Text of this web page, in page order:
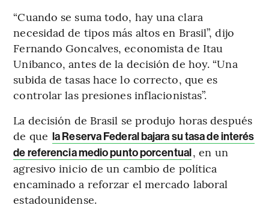
“Cuando se suma todo, hay una clara
necesidad de tipos más altos en Brasil”, dijo
Fernando Goncalves, economista de Itau
Unibanco, antes de la decisión de hoy. “Una
subida de tasas hace lo correcto, que es
controlar las presiones inflacionistas”.
La decisión de Brasil se produjo horas después
de que la Reserva Federal bajara su tasa de interés
de referencia medio punto porcentual, en un
agresivo inicio de un cambio de política
encaminado a reforzar el mercado laboral
estadounidense.